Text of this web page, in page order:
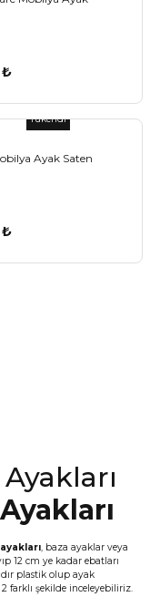
₺
Tükendi
Ayak Saten
₺
, baza ayaklar veya
12 cm ye kadar ebatları
plastik olup ayak
farklı şekilde inceleyebiliriz.